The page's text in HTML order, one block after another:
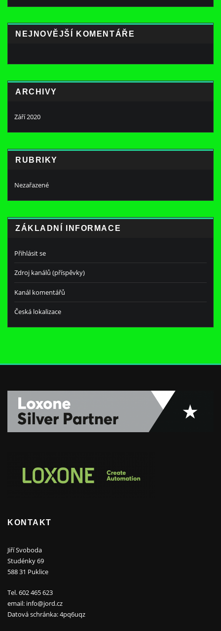
NEJNOVĚJŠÍ KOMENTÁŘE
ARCHIVY
Září 2020
RUBRIKY
Nezařazené
ZÁKLADNÍ INFORMACE
Přihlásit se
Zdroj kanálů (příspěvky)
Kanál komentářů
Česká lokalizace
KONTAKT
Jiří Svoboda
Studénky 69
588 31 Puklice
Tel. 602 465 623
email: info@jord.cz
Datová schránka: 4pq6uqz